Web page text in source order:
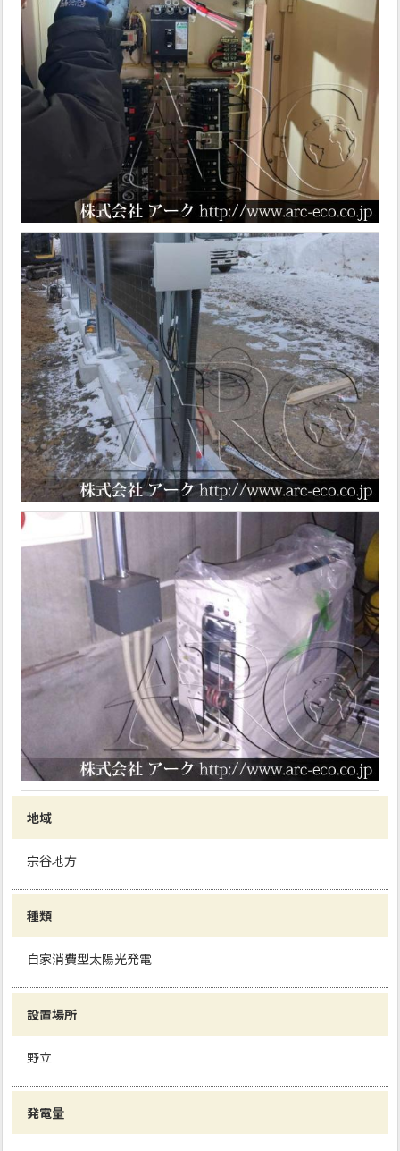
地域
宗谷地方
種類
自家消費型太陽光発電
設置場所
野立
発電量